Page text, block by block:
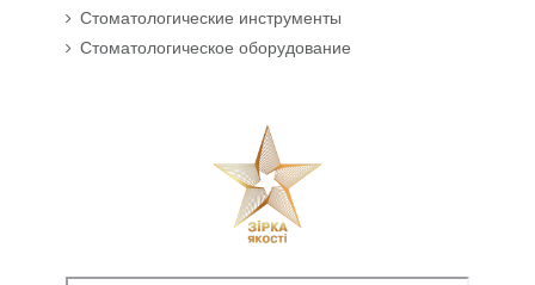
Стоматологические инструменты
Стоматологическое оборудование